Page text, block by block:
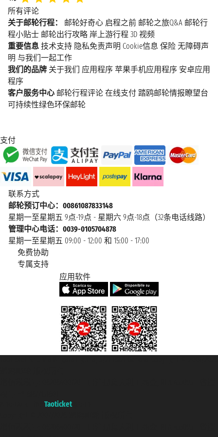
所有评论
关于邮轮行程：
邮轮好奇心 启程之前 邮轮之旅Q&A 邮轮行
程小贴士 邮轮出行攻略 岸上游行程 3D 视频
重要信息 技术支持 隐私免责声明 Cookie信息 保险 无障碍声
明 与我们一起工作
我们的品牌 关于我们 应用程序 苹果手机应用程序 安卓应用
程序
客户服务中心 邮轮行程评论 在线支付 踏鸥邮轮情报瞭望台
可持续性绿色环保邮轮
支付
联系方式
邮轮预订中心：00861087833148
星期一至星期五 9点-19点 - 星期六 9点-18点（32条电话线路）
管理中心电话：0039-0105704878
星期一至星期五 09:00 - 12:00 和 15:00 - 17:00
免费协助
专属支持
应用软件
Taoticket